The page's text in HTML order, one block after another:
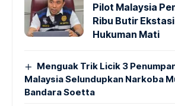
Pilot Malaysia
Ribu Butir
Hukuman Mati
Menguak Trik Licik 3
Malaysia Selundupkan Narkoba
Bandara Soetta